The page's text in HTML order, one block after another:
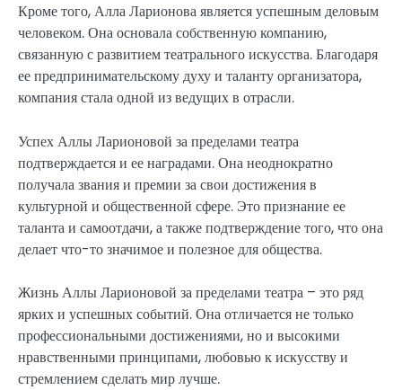
Кроме того, Алла Ларионова является успешным деловым
человеком. Она основала собственную компанию,
связанную с развитием театрального искусства. Благодаря
ее предпринимательскому духу и таланту организатора,
компания стала одной из ведущих в отрасли.
Успех Аллы Ларионовой за пределами театра
подтверждается и ее наградами. Она неоднократно
получала звания и премии за свои достижения в
культурной и общественной сфере. Это признание ее
таланта и самоотдачи, а также подтверждение того, что она
делает что-то значимое и полезное для общества.
Жизнь Аллы Ларионовой за пределами театра – это ряд
ярких и успешных событий. Она отличается не только
профессиональными достижениями, но и высокими
нравственными принципами, любовью к искусству и
стремлением сделать мир лучше.